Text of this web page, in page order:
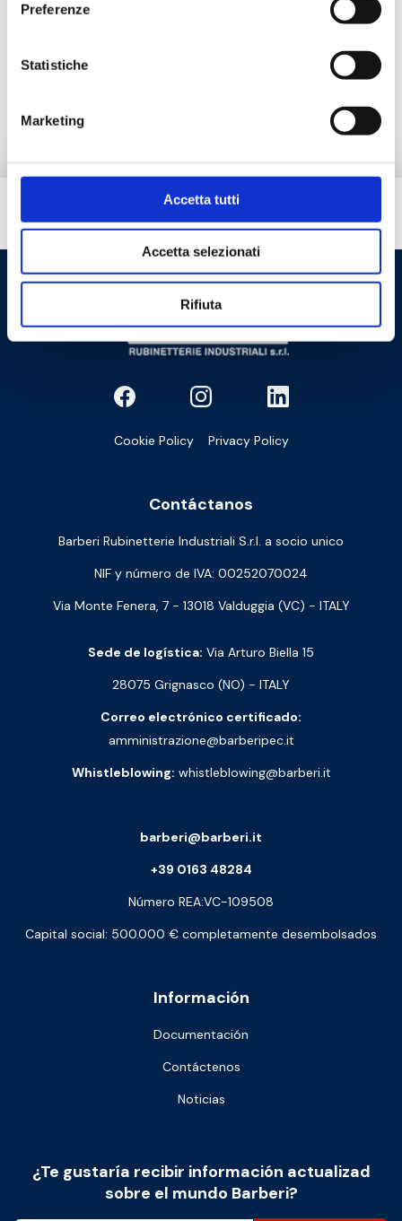
Preferenze
Statistiche
Marketing
Accetta tutti
Accetta selezionati
Rifiuta
Cookie Policy Privacy Policy
Contáctanos
Barberi Rubinetterie Industriali S.r.l. a socio unico
NIF y número de IVA: 00252070024
Via Monte Fenera, 7 - 13018 Valduggia (VC) - ITALY
Sede de logística: Via Arturo Biella 15
28075 Grignasco (NO) - ITALY
Correo electrónico certificado:
amministrazione@barberipec.it
Whistleblowing: whistleblowing@barberi.it
Información
Documentación
Contáctenos
Noticias
barberi@barberi.it
+39 0163 48284
Número REA:VC-109508
Capital social: 500.000 € completamente desembolsados
¿Te gustaría recibir información actualizad
sobre el mundo Barberi?